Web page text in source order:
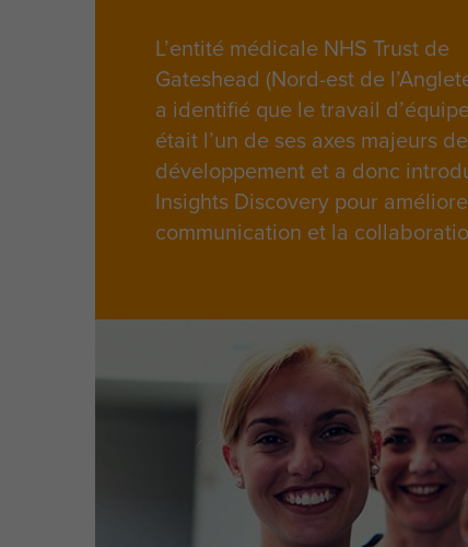
L’entité médicale NHS Trust de
Gateshead (Nord-est de
a identifié que le travail
était l’un de ses axes majeurs de
développement et a donc
Insights Discovery pour
communication et la